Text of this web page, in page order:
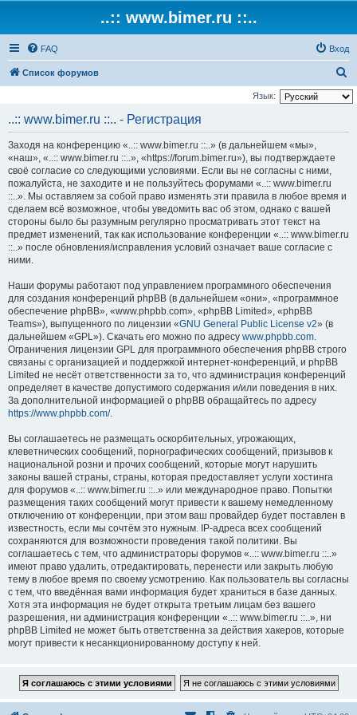
..:: www.bimer.ru ::..
FAQ Вход
Список форумов
о
Язык:
..:: www.bimer.ru ::.. - Регистрация
Заходя на конференцию «..:: www.bimer.ru ::..» (в дальнейшем «мы»,
«наш», «..:: www.bimer.ru ::..», «https://forum.bimer.ru»), вы подтверждаете
своё согласие со следующими условиями. Если вы не согласны с ними,
пожалуйста, не заходите и не пользуйтесь форумами «..:: www.bimer.ru
::..». Мы оставляем за собой право изменять эти правила в любое время и
сделаем всё возможное, чтобы уведомить вас об этом, однако с вашей
стороны было бы разумным регулярно просматривать этот текст на
предмет изменений, так как использование конференции «..:: www.bimer.ru
::..» после обновления/исправления условий означает ваше согласие с
ними.
Наши форумы работают под управлением программного обеспечения
для создания конференций phpBB (в дальнейшем «они», «программное
обеспечение phpBB», «www.phpbb.com», «phpBB Limited», «phpBB
Teams»), выпущенного по лицензии «GNU General Public License v2» (в
дальнейшем «GPL»). Скачать его можно по адресу www.phpbb.com.
Ограничения лицензии GPL для программного обеспечения phpBB строго
связаны с организацией и поддержкой интернет-конференций, и phpBB
Limited не несёт ответственности за то, что администрация конференций
определяет в качестве допустимого содержания и/или поведения в них.
За дополнительной информацией о phpBB обращайтесь по адресу
https://www.phpbb.com/.
Вы соглашаетесь не размещать оскорбительных, угрожающих,
клеветнических сообщений, порнографических сообщений, призывов к
национальной розни и прочих сообщений, которые могут нарушить
законы вашей страны, страны, которая предоставляет услуги хостинга
для форумов «..:: www.bimer.ru ::..» или международное право. Попытки
размещения таких сообщений могут привести к вашему немедленному
отключению от конференции, при этом ваш провайдер будет поставлен в
известность, если мы сочтём это нужным. IP-адреса всех сообщений
сохраняются для возможности проведения такой политики. Вы
соглашаетесь с тем, что администраторы форумов «..:: www.bimer.ru ::..»
имеют право удалить, отредактировать, перенести или закрыть любую
тему в любое время по своему усмотрению. Как пользователь вы согласны
с тем, что введённая вами информация будет храниться в базе данных.
Хотя эта информация не будет открыта третьим лицам без вашего
разрешения, ни администрация конференции «..:: www.bimer.ru ::..», ни
phpBB Limited не может быть ответственна за действия хакеров, которые
могут привести к несанкционированному доступу к ней.